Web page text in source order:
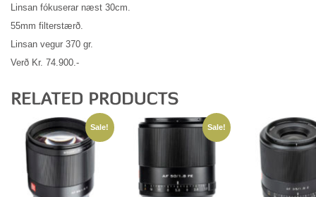
Linsan fókuserar næst 30cm.
55mm filterstærð.
Linsan vegur 370 gr.
Verð Kr. 74.900.-
Sale! Sale!